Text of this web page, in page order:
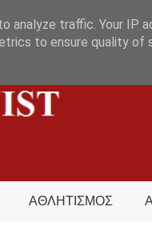
ΑΘΛΗΤΙΣΜΟΣ
analyze traffic. Your IP
to ensure quality of